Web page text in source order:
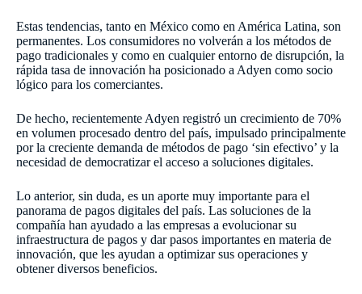
Estas tendencias, tanto en México como en América Latina, son
permanentes. Los consumidores no volverán a los métodos de
pago tradicionales y como en cualquier entorno de disrupción, la
rápida tasa de innovación ha posicionado a Adyen como socio
lógico para los comerciantes.
De hecho, recientemente Adyen registró un crecimiento de 70%
en volumen procesado dentro del país, impulsado principalmente
por la creciente demanda de métodos de pago ‘sin efectivo’ y la
necesidad de democratizar el acceso a soluciones digitales.
Lo anterior, sin duda, es un aporte muy importante para el
panorama de pagos digitales del país. Las soluciones de la
compañía han ayudado a las empresas a evolucionar su
infraestructura de pagos y dar pasos importantes en materia de
innovación, que les ayudan a optimizar sus operaciones y
obtener diversos beneficios.